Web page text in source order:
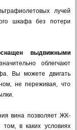
лучей
шкафа без потери
выдвижными
облегчают
Вы можете двигать
не переживая, что
вина позволяет ЖК-
в каких условиях